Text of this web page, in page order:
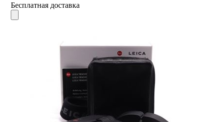
Бесплатная доставка